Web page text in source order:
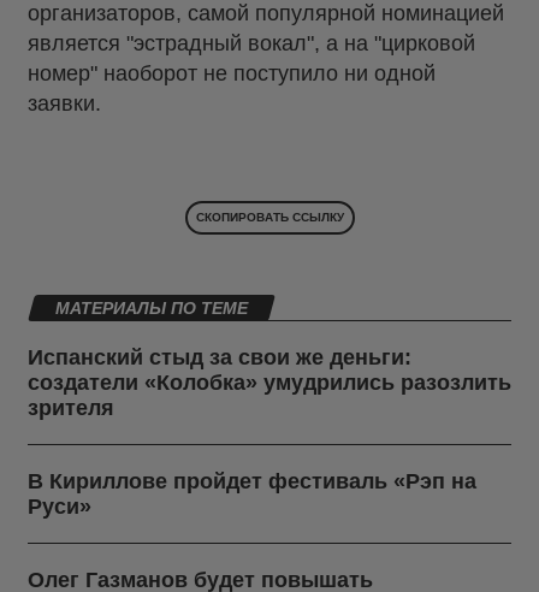
организаторов, самой популярной номинацией
является "эстрадный вокал", а на "цирковой
номер" наоборот не поступило ни одной
заявки.
СКОПИРОВАТЬ ССЫЛКУ
МАТЕРИАЛЫ ПО ТЕМЕ
Испанский стыд за свои же деньги:
создатели «Колобка» умудрились разозлить
зрителя
В Кириллове пройдет фестиваль «Рэп на
Руси»
Олег Газманов будет повышать